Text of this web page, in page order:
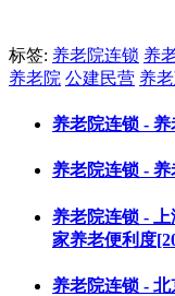
标签: 养老院连锁 养
养老院 公建民营 养
养老院连锁 - 养
养老院连锁 -
养老院连锁 -
家养老便利度
养老院连锁 -